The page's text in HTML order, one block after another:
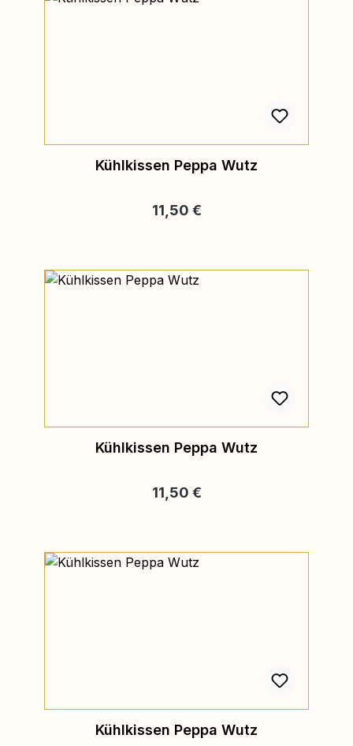
Kühlkissen Peppa Wutz
Regulärer Preis:
11,50 €
Kühlkissen Peppa Wutz
Regulärer Preis:
11,50 €
Kühlkissen Peppa Wutz